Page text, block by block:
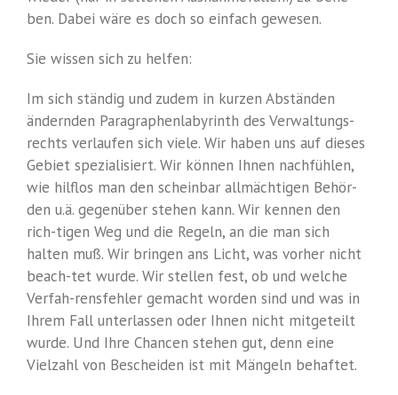
ben. Dabei wäre es doch so einfach gewesen.
Sie wissen sich zu helfen:
Im sich ständig und zudem in kurzen Abständen
ändernden Paragraphenlabyrinth des Verwaltungs-
rechts verlaufen sich viele. Wir haben uns auf dieses
Gebiet spezialisiert. Wir können Ihnen nachfühlen,
wie hilflos man den scheinbar allmächtigen Behör-
den u.ä. gegenüber stehen kann. Wir kennen den
rich-tigen Weg und die Regeln, an die man sich
halten muß. Wir bringen ans Licht, was vorher nicht
beach-tet wurde. Wir stellen fest, ob und welche
Verfah-rensfehler gemacht worden sind und was in
Ihrem Fall unterlassen oder Ihnen nicht mitgeteilt
wurde. Und Ihre Chancen stehen gut, denn eine
Vielzahl von Bescheiden ist mit Mängeln behaftet.